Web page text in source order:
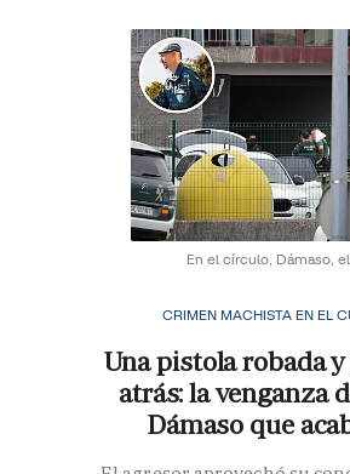
En el círculo, Dámaso,
CRIMEN MACHISTA EN EL
Una pistola robada
atrás: la venganza
Dámaso que